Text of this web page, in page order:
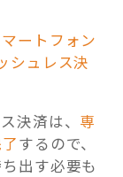
ートフォン
シュレス決
決済は、 専
するので、
出す必要も